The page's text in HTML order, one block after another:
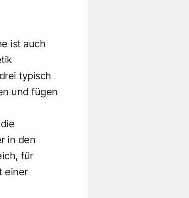
ist auch
typisch
und fügen
in den
für
einer